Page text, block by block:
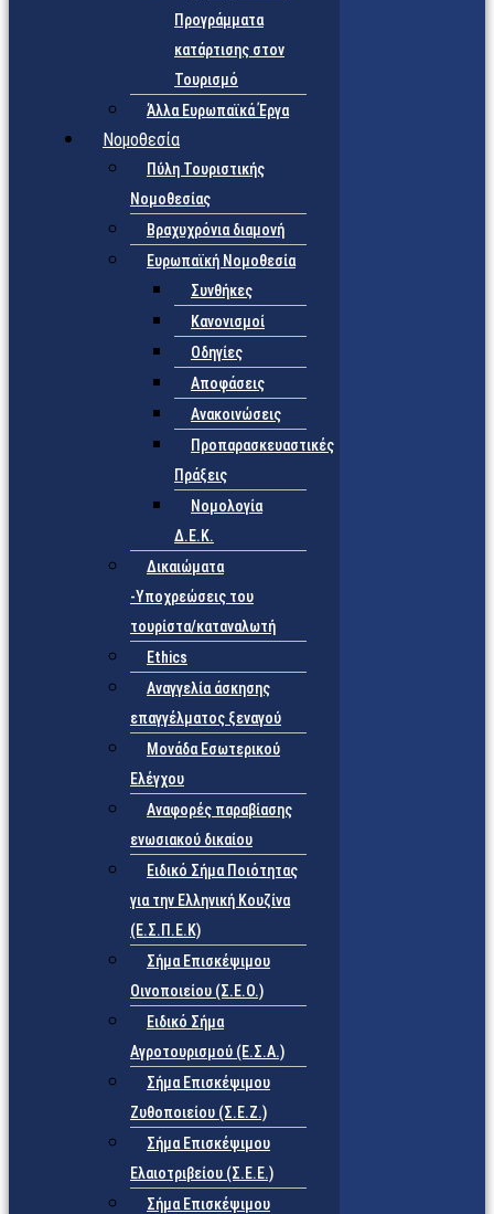
Προγράμματα
κατάρτισης στον
Τουρισμό
Άλλα Ευρωπαϊκά Έργα
Νομοθεσία
Πύλη Τουριστικής
Νομοθεσίας
Βραχυχρόνια διαμονή
Ευρωπαϊκή Νομοθεσία
Συνθήκες
Κανονισμοί
Οδηγίες
Αποφάσεις
Ανακοινώσεις
Προπαρασκευαστικές
Πράξεις
Νομολογία
Δ.Ε.Κ.
Δικαιώματα
-Υποχρεώσεις του
τουρίστα/καταναλωτή
Ethics
Αναγγελία άσκησης
επαγγέλματος ξεναγού
Μονάδα Εσωτερικού
Ελέγχου
Αναφορές παραβίασης
ενωσιακού δικαίου
Ειδικό Σήμα Ποιότητας
για την Ελληνική Κουζίνα
(Ε.Σ.Π.Ε.Κ)
Σήμα Επισκέψιμου
Οινοποιείου (Σ.Ε.Ο.)
Ειδικό Σήμα
Αγροτουρισμού (Ε.Σ.Α.)
Σήμα Επισκέψιμου
Ζυθοποιείου (Σ.Ε.Ζ.)
Σήμα Επισκέψιμου
Ελαιοτριβείου (Σ.Ε.Ε.)
Σήμα Επισκέψιμου